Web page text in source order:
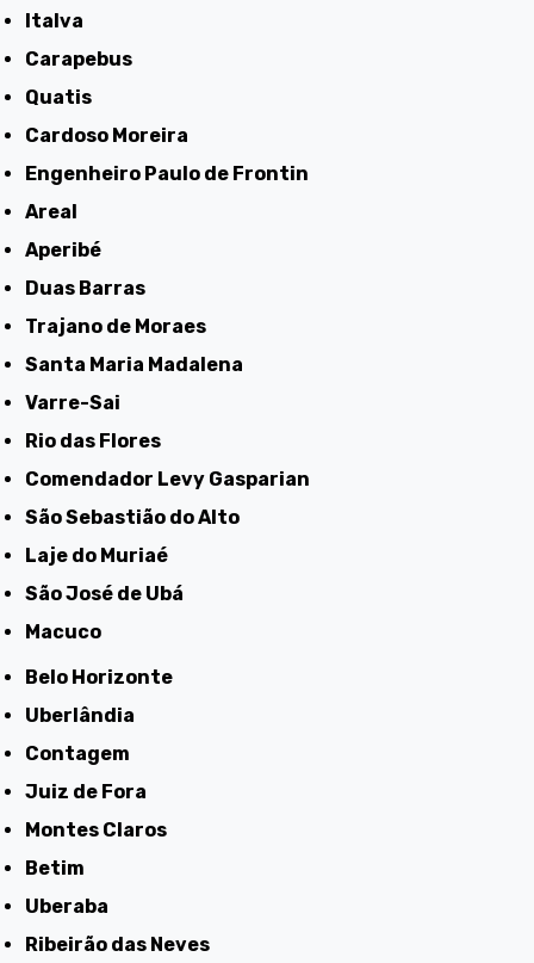
Italva
Carapebus
Quatis
Cardoso Moreira
Engenheiro Paulo de Frontin
Areal
Aperibé
Duas Barras
Trajano de Moraes
Santa Maria Madalena
Varre-Sai
Rio das Flores
Comendador Levy Gasparian
São Sebastião do Alto
Laje do Muriaé
São José de Ubá
Macuco
Belo Horizonte
Uberlândia
Contagem
Juiz de Fora
Montes Claros
Betim
Uberaba
Ribeirão das Neves